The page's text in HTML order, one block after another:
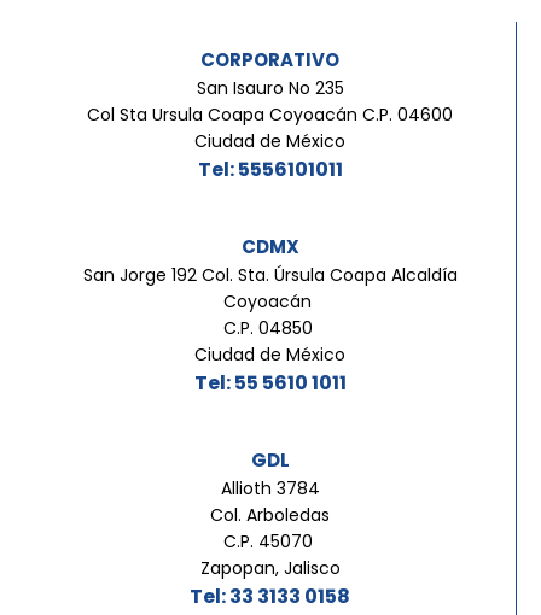
CORPORATIVO
San Isauro No 235
Col Sta Ursula Coapa Coyoacán C.P. 04600
Ciudad de México
Tel: 5556101011
CDMX
San Jorge 192 Col. Sta. Úrsula Coapa Alcaldía
Coyoacán
C.P. 04850
Ciudad de México
Tel: 55 5610 1011
GDL
Allioth 3784
Col. Arboledas
C.P. 45070
Zapopan, Jalisco
Tel: 33 3133 0158